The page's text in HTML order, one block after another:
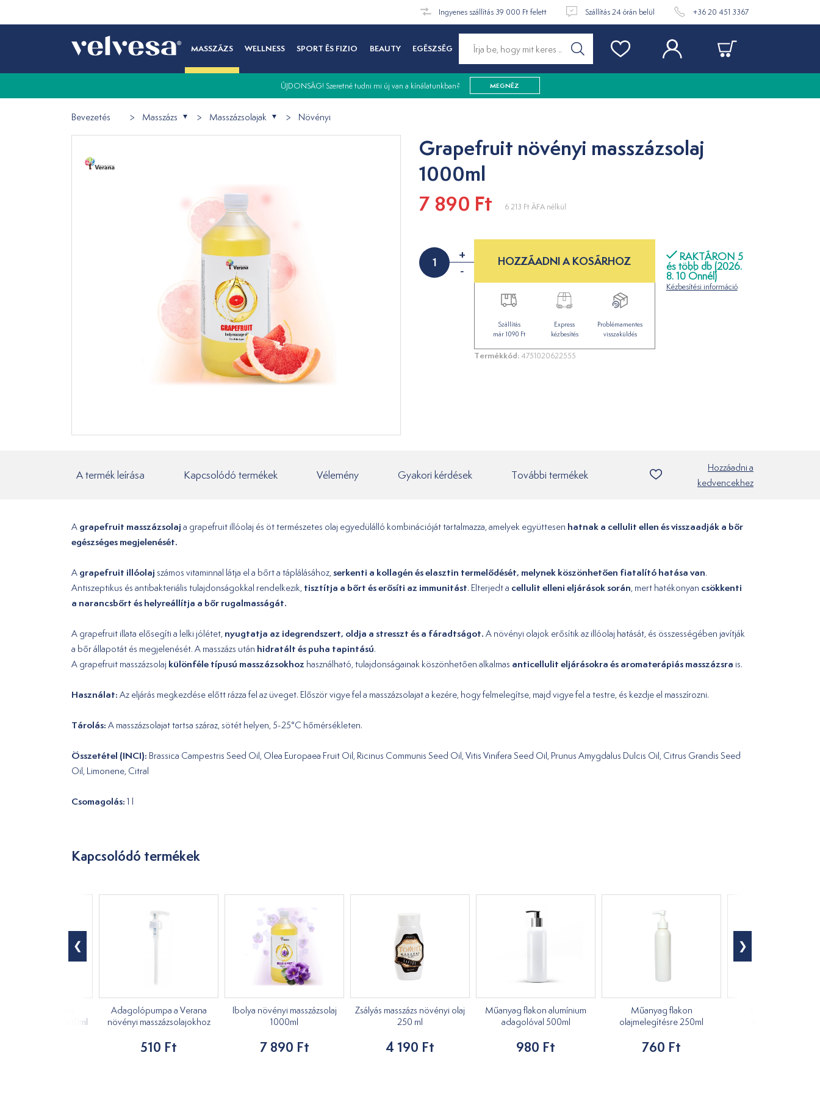
Ingyenes szállítás 39 000 Ft felett Szállítás 24 órán belül +36 20 451 3367
MASSZÁZS WELLNESS SPORT ÉS FIZIO BEAUTY EGÉSZSÉG
ÚJDONSÁG! Szeretné tudni mi új van a kínálatunkban? MEGNÉZ
Bevezetés Masszázs Masszázsolajak Növényi
Grapefruit növényi masszázsolaj
1000ml
7 890 Ft
6 213 FtÁFA nélkül
+
-
RAKTÁRON 5
és több db (2026.
8. 10 Önnél)
Kézbesítési információ
HOZZÁADNI A KOSÁRHOZ
Szállítás
már 1090 Ft
Express
kézbesítés
Problémamentes
visszaküldés
Termékkód: 4751020622555
A termék leírása Kapcsolódó termékek Vélemény Gyakori kérdések További termékek
Hozzáadni a
kedvencekhez
A grapefruit masszázsolaj a grapefruit illóolaj és öt természetes olaj egyedülálló kombinációját tartalmazza, amelyek együttesen hatnak a cellulit ellen és visszaadják a bőr
egészséges megjelenését.
A grapefruit illóolaj számos vitaminnal látja el a bőrt a táplálásához,serkenti a kollagén és elasztin termelődését, melynek köszönhetően fiatalító hatása van.
Antiszeptikus és antibakteriális tulajdonságokkal rendelkezik, tisztítja a bőrt és erősíti az immunitást. Elterjedt a cellulit elleni eljárások során, mert hatékonyan csökkenti
a narancsbőrt és helyreállítja a bőr rugalmasságát.
A grapefruit illata elősegíti a lelki jólétet, nyugtatja az idegrendszert, oldja a stresszt és a fáradtságot. A növényi olajok erősítik az illóolaj hatását, és összességében javítják
a bőr állapotát és megjelenését. A masszázs után hidratált és puha tapintású.
A grapefruit masszázsolaj különféle típusú masszázsokhoz használható, tulajdonságainak köszönhetően alkalmas anticellulit eljárásokra és aromaterápiás masszázsra is.
Használat: Az eljárás megkezdése előtt rázza fel az üveget. Először vigye fel a masszázsolajat a kezére, hogy felmelegítse, majd vigye fel a testre, és kezdje el masszírozni.
Tárolás: A masszázsolajat tartsa száraz, sötét helyen, 5-25°C hőmérsékleten.
Összetétel (INCI): Brassica Campestris Seed Oil, Olea Europaea Fruit Oil, Ricinus Communis Seed Oil, Vitis Vinifera Seed Oil, Prunus Amygdalus Dulcis Oil, Citrus Grandis Seed
Oil, Limonene, Citral
Csomagolás: 1 l
Kapcsolódó termékek
masszázsolaj 1000ml
Adagolópumpa a Verana
növényi masszázsolajokhoz
510 Ft
Ibolya növényi masszázsolaj
1000ml
7 890 Ft
Zsályás masszázs növényi olaj
250 ml
4 190 Ft
Műanyag flakon alumínium
adagolóval 500ml
980 Ft
Műanyag flakon
olajmelegítésre 250ml
760 Ft